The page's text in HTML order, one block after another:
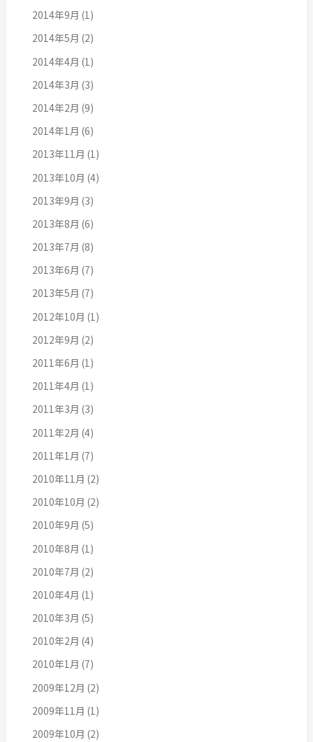
2014年9月 (1)
2014年5月 (2)
2014年4月 (1)
2014年3月 (3)
2014年2月 (9)
2014年1月 (6)
2013年11月 (1)
2013年10月 (4)
2013年9月 (3)
2013年8月 (6)
2013年7月 (8)
2013年6月 (7)
2013年5月 (7)
2012年10月 (1)
2012年9月 (2)
2011年6月 (1)
2011年4月 (1)
2011年3月 (3)
2011年2月 (4)
2011年1月 (7)
2010年11月 (2)
2010年10月 (2)
2010年9月 (5)
2010年8月 (1)
2010年7月 (2)
2010年4月 (1)
2010年3月 (5)
2010年2月 (4)
2010年1月 (7)
2009年12月 (2)
2009年11月 (1)
2009年10月 (2)